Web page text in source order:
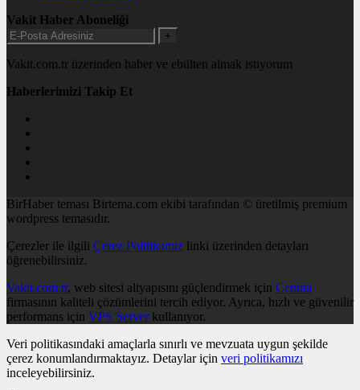
Vakit Haber Aboneliği
+
Vakit.com.tr üzerinden haber ve ebülten almak istiyorum
Haberlerimizi Takip Et
BirHaber teması Birtema.com ekibi tarafından © üretilmiş premium
wordpress temasıdır.
Çerezler ile ilgili Çerez Politikamız linki üzerinden detayları
öğrenebilirsiniz.
Vakit.com.tr, web sitesi altyapısını güçlendirmek için Cenuta
firmasının kaliteli çözümlerini tercih ediyor. Ayrıca, hızlı ve güvenilir
performans için VPS Serverkullanıyor.
Veri politikasındaki amaçlarla sınırlı ve mevzuata uygun şekilde
çerez konumlandırmaktayız. Detaylar için veri politikamızı
inceleyebilirsiniz.